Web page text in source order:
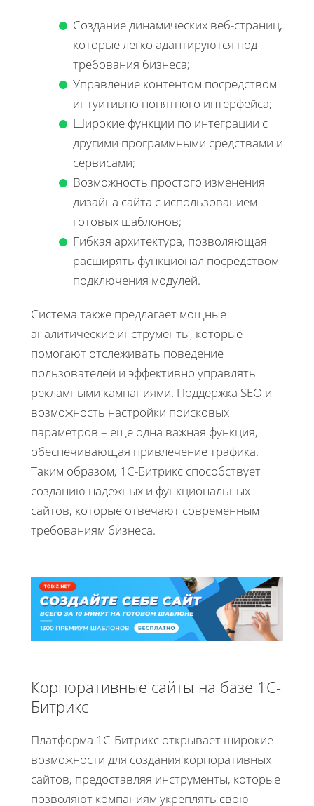
Создание динамических веб-страниц,
которые легко адаптируются под
требования бизнеса;
Управление контентом посредством
интуитивно понятного интерфейса;
Широкие функции по интеграции с
другими программными средствами и
сервисами;
Возможность простого изменения
дизайна сайта с использованием
готовых шаблонов;
Гибкая архитектура, позволяющая
расширять функционал посредством
подключения модулей.
Система также предлагает мощные
аналитические инструменты, которые
помогают отслеживать поведение
пользователей и эффективно управлять
рекламными кампаниями. Поддержка SEO и
возможность настройки поисковых
параметров – ещё одна важная функция,
обеспечивающая привлечение трафика.
Таким образом, 1С-Битрикс способствует
созданию надежных и функциональных
сайтов, которые отвечают современным
требованиям бизнеса.
Корпоративные сайты на базе 1С-
Битрикс
Платформа 1С-Битрикс открывает широкие
возможности для создания корпоративных
сайтов, предоставляя инструменты, которые
позволяют компаниям укреплять свою